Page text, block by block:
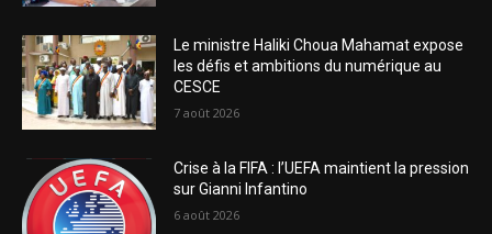
Le ministre Haliki Choua Mahamat expose
les défis et ambitions du numérique au
CESCE
7 août 2026
Crise à la FIFA : l’UEFA maintient la pression
sur Gianni Infantino
6 août 2026